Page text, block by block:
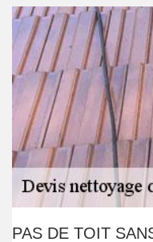
PAS DE TOIT